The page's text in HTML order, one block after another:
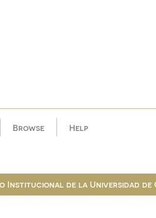
Browse Help
Institucional de la Universidad de